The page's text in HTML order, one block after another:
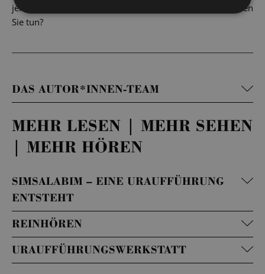
jenseits der Bühne: Wenn alles möglich wäre – was würden
Sie tun?
DAS AUTOR*INNEN-TEAM
MEHR LESEN | MEHR SEHEN
| MEHR HÖREN
SIMSALABIM – EINE URAUFFÜHRUNG
ENTSTEHT
REINHÖREN
URAUFFÜHRUNGSWERKSTATT